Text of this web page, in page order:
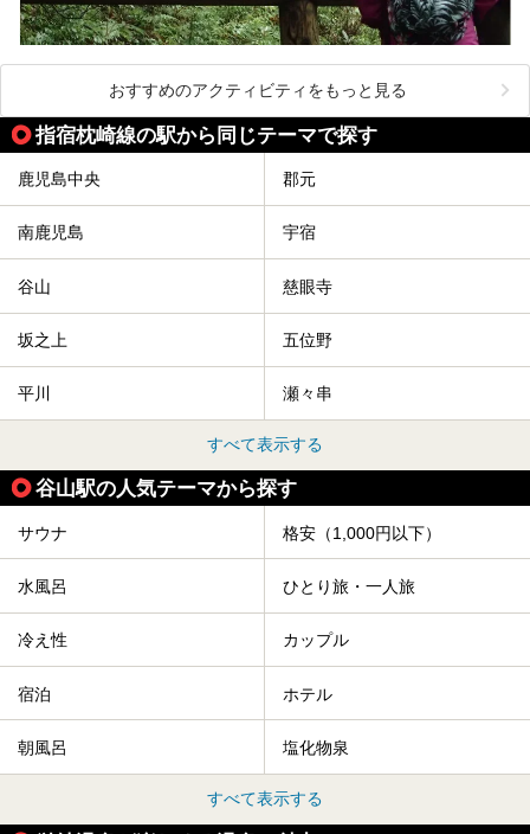
おすすめのアクティビティをもっと見る
指宿枕崎線の駅から同じテーマで探す
鹿児島中央 郡元
南鹿児島 宇宿
谷山 慈眼寺
坂之上 五位野
平川 瀬々串
すべて表示する
谷山駅の人気テーマから探す
サウナ 格安（1,000円以下）
水風呂 ひとり旅・一人旅
冷え性 カップル
宿泊 ホテル
朝風呂 塩化物泉
すべて表示する